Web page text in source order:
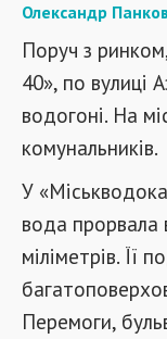
Олександр Панков
Поруч з
40», по вулиці
водогоні. На
комунальників.
У
вода прорвала
міліметрів. Її
Перемоги,